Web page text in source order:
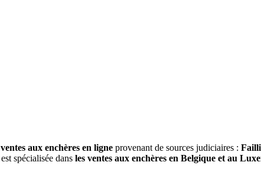
ventes aux enchères en ligne provenant de sources judiciaires :
spécialisée dans les ventes aux enchères en Belgique et au